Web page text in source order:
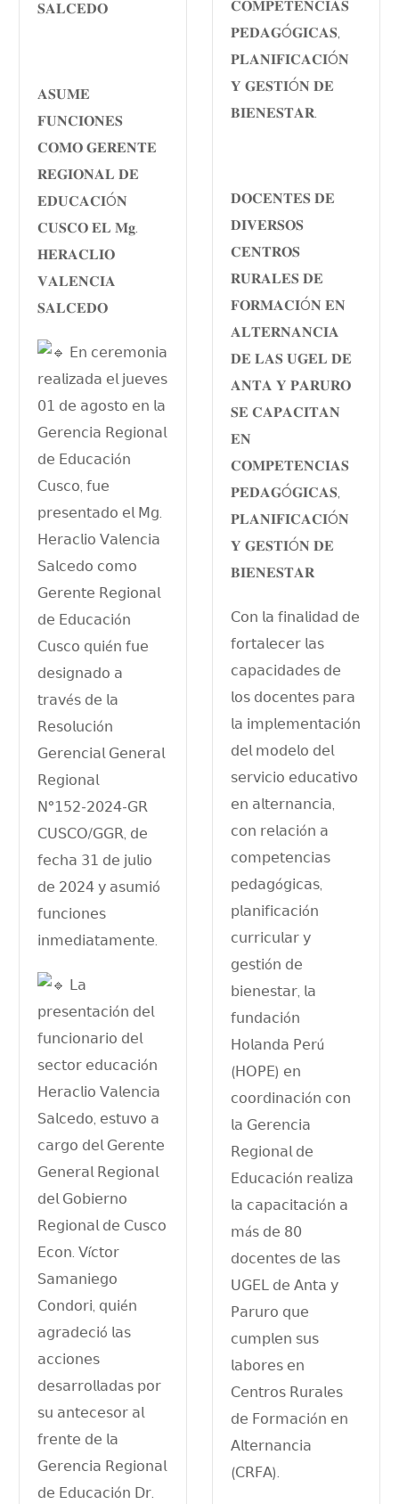
𝐒𝐀𝐋𝐂𝐄𝐃𝐎
𝐀𝐒𝐔𝐌𝐄
𝐅𝐔𝐍𝐂𝐈𝐎𝐍𝐄𝐒
𝐂𝐎𝐌𝐎 𝐆𝐄𝐑𝐄𝐍𝐓𝐄
𝐑𝐄𝐆𝐈𝐎𝐍𝐀𝐋 𝐃𝐄
𝐄𝐃𝐔𝐂𝐀𝐂𝐈Ó𝐍
𝐂𝐔𝐒𝐂𝐎 𝐄𝐋 𝐌𝐠.
𝐇𝐄𝐑𝐀𝐂𝐋𝐈𝐎
𝐕𝐀𝐋𝐄𝐍𝐂𝐈𝐀
𝐒𝐀𝐋𝐂𝐄𝐃𝐎
𝖤𝗇 𝖼𝖾𝗋𝖾𝗆𝗈𝗇𝗂𝖺
𝗋𝖾𝖺𝗅𝗂𝗓𝖺𝖽𝖺 𝖾𝗅 𝗃𝗎𝖾𝗏𝖾𝗌
𝟢𝟣 𝖽𝖾 𝖺𝗀𝗈𝗌𝗍𝗈 𝖾𝗇 𝗅𝖺
𝖦𝖾𝗋𝖾𝗇𝖼𝗂𝖺 𝖱𝖾𝗀𝗂𝗈𝗇𝖺𝗅
𝖽𝖾 𝖤𝖽𝗎𝖼𝖺𝖼𝗂ó𝗇
𝖢𝗎𝗌𝖼𝗈, 𝖿𝗎𝖾
𝗉𝗋𝖾𝗌𝖾𝗇𝗍𝖺𝖽𝗈 𝖾𝗅 𝖬𝗀.
𝖧𝖾𝗋𝖺𝖼𝗅𝗂𝗈 𝖵𝖺𝗅𝖾𝗇𝖼𝗂𝖺
𝖲𝖺𝗅𝖼𝖾𝖽𝗈 𝖼𝗈𝗆𝗈
𝖦𝖾𝗋𝖾𝗇𝗍𝖾 𝖱𝖾𝗀𝗂𝗈𝗇𝖺𝗅
𝖽𝖾 𝖤𝖽𝗎𝖼𝖺𝖼𝗂ó𝗇
𝖢𝗎𝗌𝖼𝗈 𝗊𝗎𝗂é𝗇 𝖿𝗎𝖾
𝖽𝖾𝗌𝗂𝗀𝗇𝖺𝖽𝗈 𝖺
𝗍𝗋𝖺𝗏é𝗌 𝖽𝖾 𝗅𝖺
𝖱𝖾𝗌𝗈𝗅𝗎𝖼𝗂ó𝗇
𝖦𝖾𝗋𝖾𝗇𝖼𝗂𝖺𝗅 𝖦𝖾𝗇𝖾𝗋𝖺𝗅
𝖱𝖾𝗀𝗂𝗈𝗇𝖺𝗅
𝖭°𝟣𝟧𝟤-𝟤𝟢𝟤𝟦-𝖦𝖱
𝖢𝖴𝖲𝖢𝖮/𝖦𝖦𝖱, 𝖽𝖾
𝖿𝖾𝖼𝗁𝖺 𝟥𝟣 𝖽𝖾 𝗃𝗎𝗅𝗂𝗈
𝖽𝖾 𝟤𝟢𝟤𝟦 𝗒 𝖺𝗌𝗎𝗆𝗂ó
𝖿𝗎𝗇𝖼𝗂𝗈𝗇𝖾𝗌
𝗂𝗇𝗆𝖾𝖽𝗂𝖺𝗍𝖺𝗆𝖾𝗇𝗍𝖾.
𝖫𝖺
𝗉𝗋𝖾𝗌𝖾𝗇𝗍𝖺𝖼𝗂ó𝗇 𝖽𝖾𝗅
𝖿𝗎𝗇𝖼𝗂𝗈𝗇𝖺𝗋𝗂𝗈 𝖽𝖾𝗅
𝗌𝖾𝖼𝗍𝗈𝗋 𝖾𝖽𝗎𝖼𝖺𝖼𝗂ó𝗇
𝖧𝖾𝗋𝖺𝖼𝗅𝗂𝗈 𝖵𝖺𝗅𝖾𝗇𝖼𝗂𝖺
𝖲𝖺𝗅𝖼𝖾𝖽𝗈, 𝖾𝗌𝗍𝗎𝗏𝗈 𝖺
𝖼𝖺𝗋𝗀𝗈 𝖽𝖾𝗅 𝖦𝖾𝗋𝖾𝗇𝗍𝖾
𝖦𝖾𝗇𝖾𝗋𝖺𝗅 𝖱𝖾𝗀𝗂𝗈𝗇𝖺𝗅
𝖽𝖾𝗅 𝖦𝗈𝖻𝗂𝖾𝗋𝗇𝗈
𝖱𝖾𝗀𝗂𝗈𝗇𝖺𝗅 𝖽𝖾 𝖢𝗎𝗌𝖼𝗈
𝖤𝖼𝗈𝗇. 𝖵í𝖼𝗍𝗈𝗋
𝖲𝖺𝗆𝖺𝗇𝗂𝖾𝗀𝗈
𝖢𝗈𝗇𝖽𝗈𝗋𝗂, 𝗊𝗎𝗂é𝗇
𝖺𝗀𝗋𝖺𝖽𝖾𝖼𝗂ó 𝗅𝖺𝗌
𝖺𝖼𝖼𝗂𝗈𝗇𝖾𝗌
𝖽𝖾𝗌𝖺𝗋𝗋𝗈𝗅𝗅𝖺𝖽𝖺𝗌 𝗉𝗈𝗋
𝗌𝗎 𝖺𝗇𝗍𝖾𝖼𝖾𝗌𝗈𝗋 𝖺𝗅
𝖿𝗋𝖾𝗇𝗍𝖾 𝖽𝖾 𝗅𝖺
𝖦𝖾𝗋𝖾𝗇𝖼𝗂𝖺 𝖱𝖾𝗀𝗂𝗈𝗇𝖺𝗅
𝖽𝖾 𝖤𝖽𝗎𝖼𝖺𝖼𝗂ó𝗇 𝖣𝗋.
𝐂𝐎𝐌𝐏𝐄𝐓𝐄𝐍𝐂𝐈𝐀𝐒
𝐏𝐄𝐃𝐀𝐆Ó𝐆𝐈𝐂𝐀𝐒,
𝐏𝐋𝐀𝐍𝐈𝐅𝐈𝐂𝐀𝐂𝐈Ó𝐍
𝐘 𝐆𝐄𝐒𝐓𝐈Ó𝐍 𝐃𝐄
𝐁𝐈𝐄𝐍𝐄𝐒𝐓𝐀𝐑.
𝐃𝐎𝐂𝐄𝐍𝐓𝐄𝐒 𝐃𝐄
𝐃𝐈𝐕𝐄𝐑𝐒𝐎𝐒
𝐂𝐄𝐍𝐓𝐑𝐎𝐒
𝐑𝐔𝐑𝐀𝐋𝐄𝐒 𝐃𝐄
𝐅𝐎𝐑𝐌𝐀𝐂𝐈Ó𝐍 𝐄𝐍
𝐀𝐋𝐓𝐄𝐑𝐍𝐀𝐍𝐂𝐈𝐀
𝐃𝐄 𝐋𝐀𝐒 𝐔𝐆𝐄𝐋 𝐃𝐄
𝐀𝐍𝐓𝐀 𝐘 𝐏𝐀𝐑𝐔𝐑𝐎
𝐒𝐄 𝐂𝐀𝐏𝐀𝐂𝐈𝐓𝐀𝐍
𝐄𝐍
𝐂𝐎𝐌𝐏𝐄𝐓𝐄𝐍𝐂𝐈𝐀𝐒
𝐏𝐄𝐃𝐀𝐆Ó𝐆𝐈𝐂𝐀𝐒,
𝐏𝐋𝐀𝐍𝐈𝐅𝐈𝐂𝐀𝐂𝐈Ó𝐍
𝐘 𝐆𝐄𝐒𝐓𝐈Ó𝐍 𝐃𝐄
𝐁𝐈𝐄𝐍𝐄𝐒𝐓𝐀𝐑
𝖢𝗈𝗇 𝗅𝖺 𝖿𝗂𝗇𝖺𝗅𝗂𝖽𝖺𝖽 𝖽𝖾
𝖿𝗈𝗋𝗍𝖺𝗅𝖾𝖼𝖾𝗋 𝗅𝖺𝗌
𝖼𝖺𝗉𝖺𝖼𝗂𝖽𝖺𝖽𝖾𝗌 𝖽𝖾
𝗅𝗈𝗌 𝖽𝗈𝖼𝖾𝗇𝗍𝖾𝗌 𝗉𝖺𝗋𝖺
𝗅𝖺 𝗂𝗆𝗉𝗅𝖾𝗆𝖾𝗇𝗍𝖺𝖼𝗂ó𝗇
𝖽𝖾𝗅 𝗆𝗈𝖽𝖾𝗅𝗈 𝖽𝖾𝗅
𝗌𝖾𝗋𝗏𝗂𝖼𝗂𝗈 𝖾𝖽𝗎𝖼𝖺𝗍𝗂𝗏𝗈
𝖾𝗇 𝖺𝗅𝗍𝖾𝗋𝗇𝖺𝗇𝖼𝗂𝖺,
𝖼𝗈𝗇 𝗋𝖾𝗅𝖺𝖼𝗂ó𝗇 𝖺
𝖼𝗈𝗆𝗉𝖾𝗍𝖾𝗇𝖼𝗂𝖺𝗌
𝗉𝖾𝖽𝖺𝗀ó𝗀𝗂𝖼𝖺𝗌,
𝗉𝗅𝖺𝗇𝗂𝖿𝗂𝖼𝖺𝖼𝗂ó𝗇
𝖼𝗎𝗋𝗋𝗂𝖼𝗎𝗅𝖺𝗋 𝗒
𝗀𝖾𝗌𝗍𝗂ó𝗇 𝖽𝖾
𝖻𝗂𝖾𝗇𝖾𝗌𝗍𝖺𝗋, 𝗅𝖺
𝖿𝗎𝗇𝖽𝖺𝖼𝗂ó𝗇
𝖧𝗈𝗅𝖺𝗇𝖽𝖺 𝖯𝖾𝗋ú
(𝖧𝖮𝖯𝖤) 𝖾𝗇
𝖼𝗈𝗈𝗋𝖽𝗂𝗇𝖺𝖼𝗂ó𝗇 𝖼𝗈𝗇
𝗅𝖺 𝖦𝖾𝗋𝖾𝗇𝖼𝗂𝖺
𝖱𝖾𝗀𝗂𝗈𝗇𝖺𝗅 𝖽𝖾
𝖤𝖽𝗎𝖼𝖺𝖼𝗂ó𝗇 𝗋𝖾𝖺𝗅𝗂𝗓𝖺
𝗅𝖺 𝖼𝖺𝗉𝖺𝖼𝗂𝗍𝖺𝖼𝗂ó𝗇 𝖺
𝗆á𝗌 𝖽𝖾 𝟪𝟢
𝖽𝗈𝖼𝖾𝗇𝗍𝖾𝗌 𝖽𝖾 𝗅𝖺𝗌
𝖴𝖦𝖤𝖫 𝖽𝖾 𝖠𝗇𝗍𝖺 𝗒
𝖯𝖺𝗋𝗎𝗋𝗈 𝗊𝗎𝖾
𝖼𝗎𝗆𝗉𝗅𝖾𝗇 𝗌𝗎𝗌
𝗅𝖺𝖻𝗈𝗋𝖾𝗌 𝖾𝗇
𝖢𝖾𝗇𝗍𝗋𝗈𝗌 𝖱𝗎𝗋𝖺𝗅𝖾𝗌
𝖽𝖾 𝖥𝗈𝗋𝗆𝖺𝖼𝗂ó𝗇 𝖾𝗇
𝖠𝗅𝗍𝖾𝗋𝗇𝖺𝗇𝖼𝗂𝖺
(𝖢𝖱𝖥𝖠).